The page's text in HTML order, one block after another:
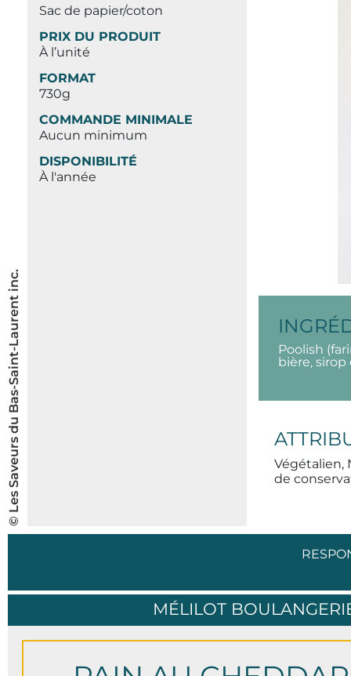
© Les Saveurs du Bas-Saint-Laurent inc.
Sac de papier/coton
PRIX DU PRODUIT
À l’unité
FORMAT
730g
COMMANDE MINIMALE
Aucun minimum
DISPONIBILITÉ
À l'année
Poolish
bière, sirop
Végétalien,
de
MÉLILOT